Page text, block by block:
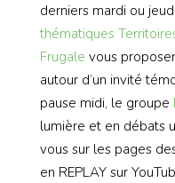
derniers mardi ou
thématiques
Frugale vous
autour d’un invité
pause midi, le groupe
lumière et en débats
vous sur les pages
en REPLAY sur